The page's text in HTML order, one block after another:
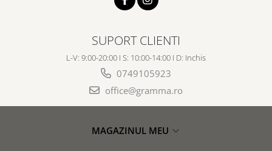
SUPORT CLIENTI
L-V: 9:00-20:00 I S: 10:00-14:00 I D: Inchis
0749105923
office@gramma.ro
MAGAZINUL MEU